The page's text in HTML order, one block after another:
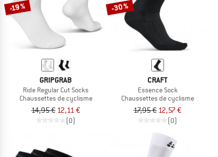
-19 %
GRIPGRAB
Ride Regular Cut Socks
Chaussettes de cyclisme
14,95 € 12,11 €
(0)
-30 %
CRAFT
Essence Sock
Chaussettes de cyclisme
17,95 € 12,57 €
(0)